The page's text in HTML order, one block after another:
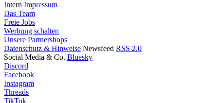
Intern Impressum
Das Team
Freie Jobs
Werbung schalten
Unsere Partnershops
Datenschutz & Hinweise Newsfeed RSS 2.0
Social Media & Co. Bluesky
Discord
Facebook
Instagram
Threads
TikTok